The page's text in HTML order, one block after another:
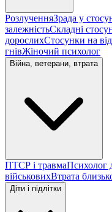
РозлученняЗрада у
залежністьСкладні
дорослихСтосунки на
гнівЖіночий психолог
Війна, ветерани, втрата
ПТСР і травмаПсихолог
військовихВтрата
Діти і підлітки